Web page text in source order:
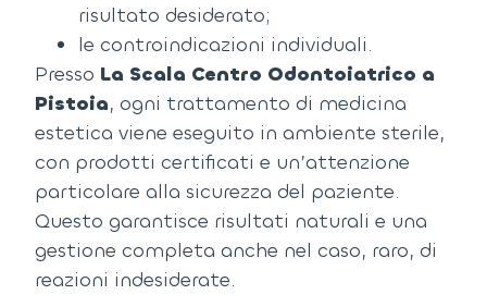
risultato desiderato;
le controindicazioni individuali.
Presso La Scala Centro Odontoiatrico a
Pistoia, ogni trattamento di medicina
estetica viene eseguito in ambiente sterile,
con prodotti certificati e un’attenzione
particolare alla sicurezza del paziente.
Questo garantisce risultati naturali e una
gestione completa anche nel caso, raro, di
reazioni indesiderate.